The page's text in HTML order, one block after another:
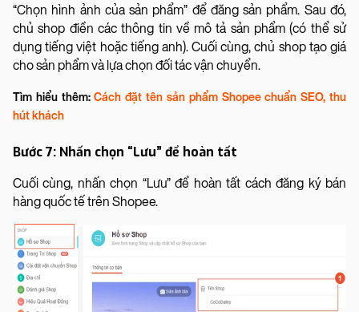
“Chọn hình ảnh của sản phẩm” để đăng sản phẩm. Sau đó,
chủ shop điền các thông tin về mô tả sản phẩm (có thể sử
dụng tiếng việt hoặc tiếng anh). Cuối cùng, chủ shop tạo giá
cho sản phẩm và lựa chọn đối tác vận chuyển.
Tìm hiểu thêm:Cách đặt tên sản phẩm Shopee chuẩn SEO, thu
hút khách
Bước 7: Nhấn chọn “Lưu” để hoàn tất
Cuối cùng, nhấn chọn “Lưu” để hoàn tất cách đăng ký bán
hàng quốc tế trên Shopee.